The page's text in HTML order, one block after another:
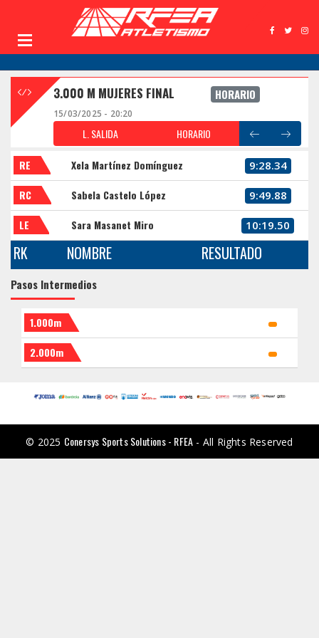
3.000 M MUJERES FINAL HORARIO
15/03/2025 - 20:20
L. SALIDA HORARIO
RE Xela Martínez Domínguez 9:28.34
RC Sabela Castelo López 9:49.88
LE Sara Masanet Miro 10:19.50
RK NOMBRE RESULTADO
Pasos Intermedios
1.000m
2.000m
© 2025 Conersys Sports Solutions - RFEA - All Rights Reserved